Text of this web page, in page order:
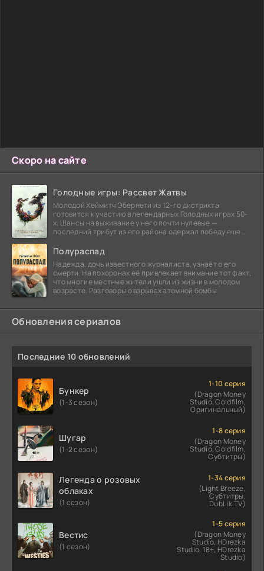
Скоро на сайте
Голодные игры: Рассвет Жатвы
Молодой Хеймитч Эбернети из 12-го дистрикта
готовится к участию в легендарных Голодных играх 50-
х. Шансы на выживание у него почти нулевые —
последний трибут из его района одержал победу еще
Полураспад
Надежда, дочь известного журналиста, узнаёт о его
смерти. На похоронах её привлекает внимание тот факт,
что многие местные жители ушли из жизни в молодом
возрасте. Разговоры о взрывах атомной бомбы
Обновления сериалов
Последние 10 обновлений
Бункер
(1-3 сезон)
1-10 серия
(Dragon Money
Studio, Coldfilm,
Оригинальный)
Шугар
(1-2 сезон)
1-8 серия
(Dragon Money
Studio, Coldfilm,
Субтитры)
Легенда о розовых
облаках
(1 сезон)
1-34 серия
(Light Breeze,
Субтитры,
DubLik.TV)
Вестис
(1 сезон)
1-5 серия
(Dragon Money
Studio, HDrezka
Studio. 18+, HDrezka
Studio)